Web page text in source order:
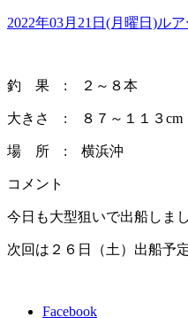
2022年03月21日(月曜日)ル
釣 果 : ２～８本
大きさ : ８７～１１３cm
場 所 : 横浜沖
コメント
今日も大型狙いで出船しま
次回は２６日（土）出船予
Facebook